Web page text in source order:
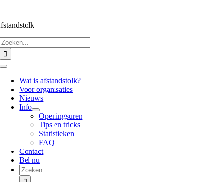
inhoud
Toggle
NavigationWat is afstandstolk?
Voor organisaties
Nieuws
Info
Openingsuren
Tips en tricks
Statistieken
FAQ
Contact
Bel nu
Zoeken
naar: